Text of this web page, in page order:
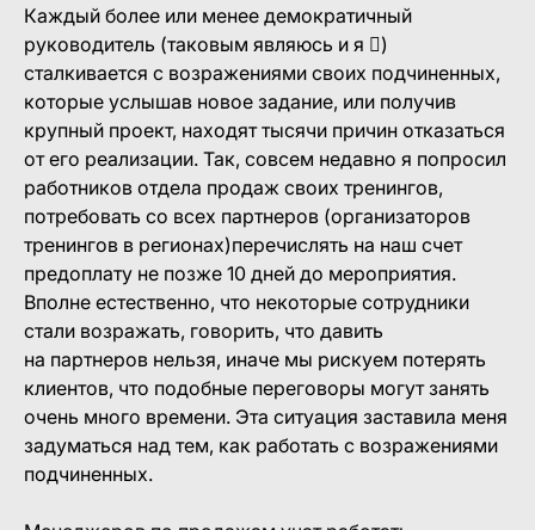
Каждый более или менее демократичный
руководитель (таковым являюсь и я )
сталкивается с возражениями своих подчиненных,
которые услышав новое задание, или получив
крупный проект, находят тысячи причин отказаться
от его реализации. Так, совсем недавно я попросил
работников отдела продаж своих тренингов,
потребовать со всех партнеров (организаторов
тренингов в регионах)перечислять на наш счет
предоплату не позже 10 дней до мероприятия.
Вполне естественно, что некоторые сотрудники
стали возражать, говорить, что давить
на партнеров нельзя, иначе мы рискуем потерять
клиентов, что подобные переговоры могут занять
очень много времени. Эта ситуация заставила меня
задуматься над тем, как работать с возражениями
подчиненных.